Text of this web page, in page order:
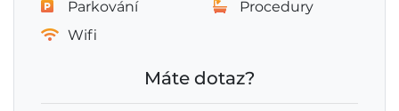
Parkování
Procedury
Wifi
Máte dotaz?